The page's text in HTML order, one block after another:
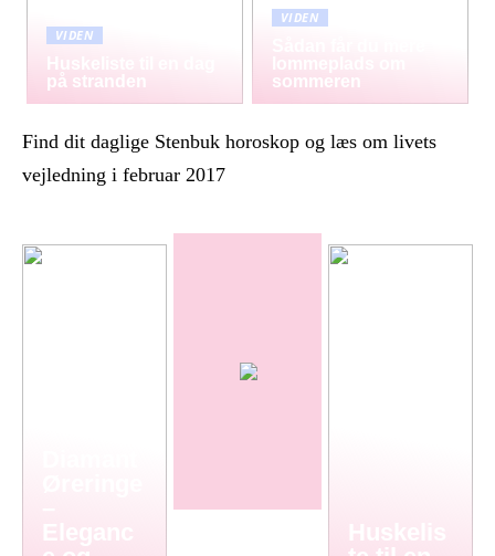
VIDEN
Huskeliste til en dag
på stranden
VIDEN
lommeplads om
sommeren
Find dit daglige Stenbuk horoskop og læs om livets
vejledning i februar 2017
Eleganc
Huskelis